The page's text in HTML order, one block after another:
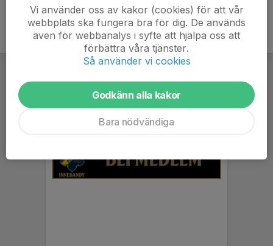
Vi använder oss av kakor (cookies) för att vår
webbplats ska fungera bra för dig. De används
även för webbanalys i syfte att hjälpa oss att
förbättra våra tjänster.
Så använder vi cookies
Godkänn alla kakor
Bara nödvändiga